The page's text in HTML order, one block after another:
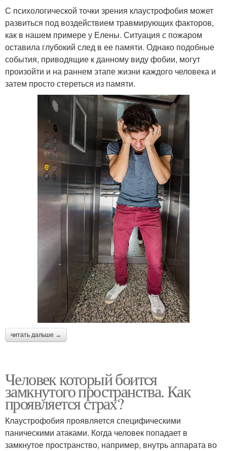
С психологической точки зрения клаустрофобия может
развиться под воздействием травмирующих факторов,
как в нашем примере у Елены. Ситуация с пожаром
оставила глубокий след в ее памяти. Однако подобные
события, приводящие к данному виду фобии, могут
произойти и на раннем этапе жизни каждого человека и
затем просто стереться из памяти.
читать дальше →
Человек который боится
замкнутого пространства. Как
проявляется страх?
Клаустрофобия проявляется специфическими
паническими атаками. Когда человек попадает в
замкнутое пространство, например, внутрь аппарата во